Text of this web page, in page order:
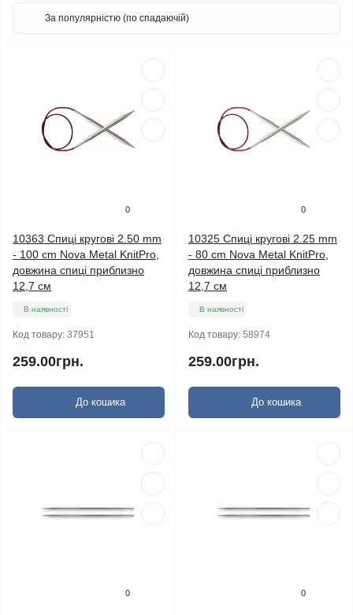
0
10363 Спиці кругові 2.50 mm
- 100 cm Nova Metal KnitPro,
довжина спиці приблизно
12,7 см
В наявності
Код товару: 37951
259.00грн.
До кошика
0
10325 Спиці кругові 2.25 mm
- 80 cm Nova Metal KnitPro,
довжина спиці приблизно
12,7 см
В наявності
Код товару: 58974
259.00грн.
До кошика
0 0